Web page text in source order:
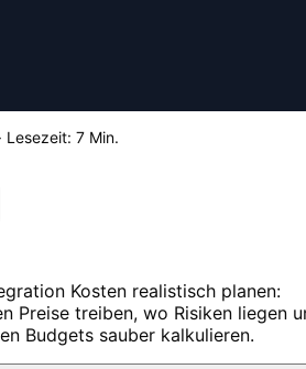
· Lesezeit: 7 Min.
Kosten realistisch planen:
Preise treiben, wo Risiken liegen
Budgets sauber kalkulieren.